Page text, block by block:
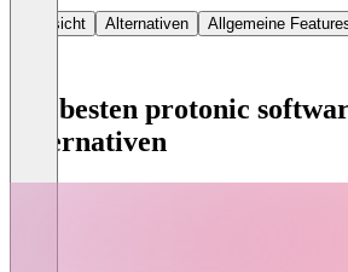
Übersicht Alternativen Allgemeine
Die besten protonic
Alternativen